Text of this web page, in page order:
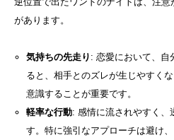
があります。
気持ちの先走り : 恋愛において、自
ると、相手とのズレが生じやすく
意識することが重要です。
軽率な行動: 感情に流されやすく、
す。特に強引なアプローチは避け